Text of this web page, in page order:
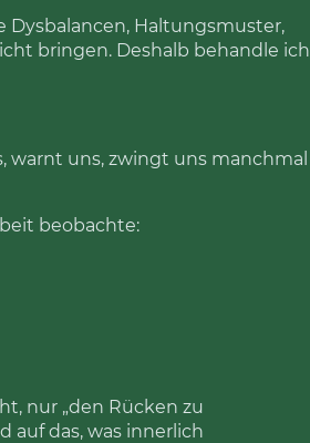
Haltungsmuster,
bringen. Deshalb behandle ich
warnt uns, zwingt uns manchmal
beobachte:
nur „den Rücken zu
auf das, was innerlich